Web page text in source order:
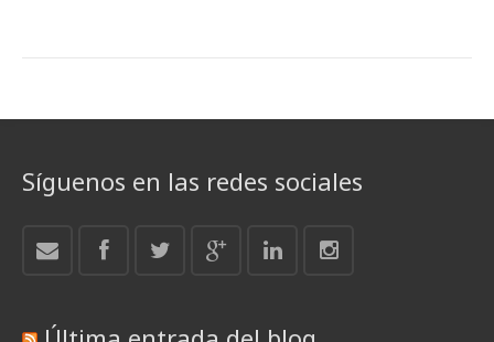
Síguenos en las redes sociales